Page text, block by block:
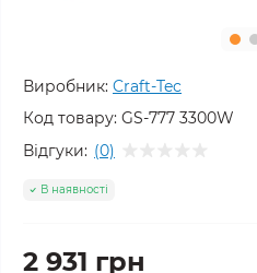
Виробник: Craft-Tec
Код товару: GS-777 3300W
Відгуки: (0)
В наявності
2 931 грн